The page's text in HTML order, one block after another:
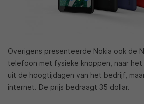
Overigens presenteerde Nokia ook de
telefoon met fysieke knoppen, naar
uit de hoogtijdagen van het bedrijf,
internet. De prijs bedraagt 35 dollar.